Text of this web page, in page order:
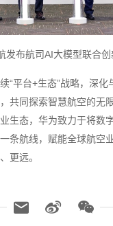
发布航司AI大模型联合
“平台+生态”战略，深化
共同探索智慧航空的无
生态，华为致力于将数
条航线，赋能全球航空
更远。